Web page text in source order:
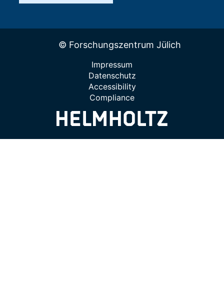
© Forschungszentrum Jülich
Impressum
Datenschutz
Accessibility
Compliance